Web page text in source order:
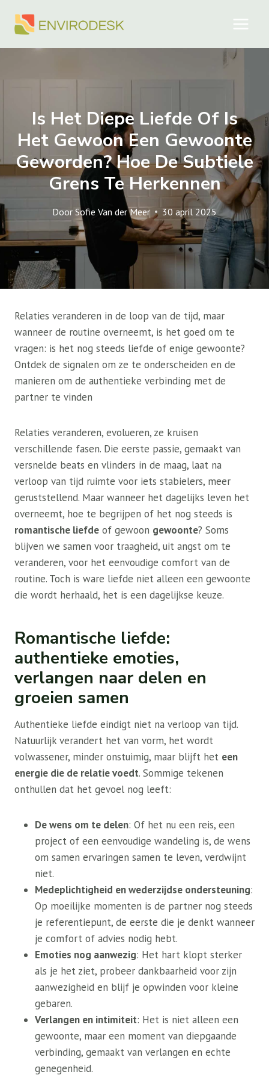
naar
Is Het Diepe Liefde Of Is
Het Gewoon Een Gewoonte
Geworden? Hoe De Subtiele
Grens Te Herkennen
Door Sofie Van der Meer 30 april 2025
Relaties veranderen in de loop van de tijd, maar
wanneer de routine overneemt, is het goed om te
vragen: is het nog steeds liefde of enige gewoonte?
Ontdek de signalen om ze te onderscheiden en de
manieren om de authentieke verbinding met de
partner te vinden
Relaties veranderen, evolueren, ze kruisen
verschillende fasen. Die eerste passie, gemaakt van
versnelde beats en vlinders in de maag, laat na
verloop van tijd ruimte voor iets stabielers, meer
geruststellend. Maar wanneer het dagelijks leven het
overneemt, hoe te begrijpen of het nog steeds is
romantische liefde of gewoon gewoonte? Soms
blijven we samen voor traagheid, uit angst om te
veranderen, voor het eenvoudige comfort van de
routine. Toch is ware liefde niet alleen een gewoonte
die wordt herhaald, het is een dagelijkse keuze.
Romantische liefde:
authentieke emoties,
verlangen naar delen en
groeien samen
Authentieke liefde eindigt niet na verloop van tijd.
Natuurlijk verandert het van vorm, het wordt
volwassener, minder onstuimig, maar blijft het een
energie die de relatie voedt. Sommige tekenen
onthullen dat het gevoel nog leeft:
De wens om te delen: Of het nu een reis, een
project of een eenvoudige wandeling is, de wens
om samen ervaringen samen te leven, verdwijnt
niet.
Medeplichtigheid en wederzijdse ondersteuning:
Op moeilijke momenten is de partner nog steeds
je referentiepunt, de eerste die je denkt wanneer
je comfort of advies nodig hebt.
Emoties nog aanwezig: Het hart klopt sterker
als je het ziet, probeer dankbaarheid voor zijn
aanwezigheid en blijf je opwinden voor kleine
gebaren.
Verlangen en intimiteit: Het is niet alleen een
gewoonte, maar een moment van diepgaande
verbinding, gemaakt van verlangen en echte
genegenheid.